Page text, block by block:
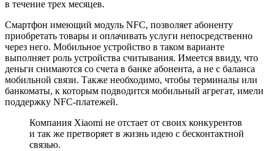
в течение трех месяцев.
Смартфон имеющий модуль NFC, позволяет абоненту
приобретать товары и оплачивать услуги непосредственно
через него. Мобильное устройство в таком варианте
выполняет роль устройства считывания. Имеется ввиду, что
деньги снимаются со счета в банке абонента, а не с баланса
мобильной связи. Также необходимо, чтобы терминалы или
банкоматы, к которым подводится мобильный агрегат, имели
поддержку NFC-платежей.
Компания Xiaomi не отстает от своих конкурентов
и так же претворяет в жизнь идею с бесконтактной
связью.